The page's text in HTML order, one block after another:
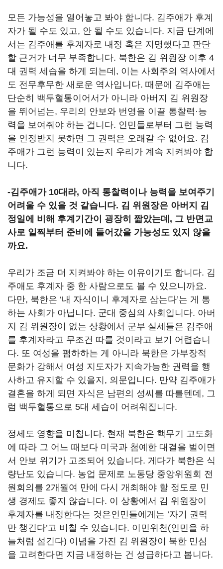
모든 가능성을 열어놓고 봐야 합니다. 김주애가 후계
자가 될 수도 있고, 안 될 수도 있습니다. 지금 단계에
서는 김주애를 후계자로 내정 혹은 지명했다고 판단
할 근거가 너무 부족합니다. 북한은 김 위원장 이후 4
대 권력 세습을 하게 되는데, 이는 사회주의 역사에서
도 전무후무한 새로운 역사입니다. 때문에 김주애는
단순히 백두혈통이어서가 아니라 아버지 김 위원장
을 뛰어넘는, 우리의 안보와 번영을 이끌 통찰력·능
력을 보여줘야 하는 겁니다. 인민들로부터 그런 능력
을 인정받지 못하면 그 권력은 오래갈 수 없어요. 김
주애가 그런 능력이 있는지 우리가 계속 지켜봐야 합
니다.
-김주애가 10대라, 아직 통찰력이나 능력을 보여주기
어려울 수 있을 것 같습니다. 김 위원장은 아버지 김
정일에 비해 후계기간이 굉장히 짧았는데, 그 반면교
사로 일찍부터 준비에 들어갔을 가능성도 있지 않을
까요.
우리가 조금 더 지켜봐야 하는 이유이기도 합니다. 김
주애도 후계자 중 한 사람으로도 볼 수 있으니까요.
다만, 북한은 ‘내 자식이니 후계자로 삼는다’는 게 통
하는 사회가 아닙니다. 군대 중심의 사회입니다. 아버
지 김 위원장이 없는 상황에서 군부 실세들은 김주애
를 후계자라고 무조건 따를 것이라고 보기 어렵습니
다. 또 여성을 폄하하는 게 아니라 북한은 가부장적
문화가 강해서 여성 지도자가 지속가능한 권력을 행
사하고 유지할 수 있을지, 의문입니다. 만약 김주애가
결혼을 하게 되면 자식은 남편의 성씨를 따를텐데, 그
럼 백두혈통으로 5대 세습이 어려워집니다.
정세도 영향을 미칩니다. 현재 북한은 핵무기 고도화
에 따라 그 어느 때보다 미국과 첨예한 대결을 벌이면
서 안보 위기가 고조되어 있습니다. 게다가 북한은 식
량난도 있습니다. 농업 문제로 노동당 중앙위원회 전
원회의를 2개월여 만에 다시 개최해야 할 정도로 민
생 경제도 좋지 않습니다. 이 상황에서 김 위원장이
후계자를 내정한다는 것은인민들에게는 ‘자기 권력
만 챙긴다’고 비칠 수 있습니다. 이민위천(인민을 하
늘처럼 섬긴다) 이념을 가진 김 위원장이 북한 민심
을 고려한다면 지금 내정하는 건 성급하다고 봅니다.